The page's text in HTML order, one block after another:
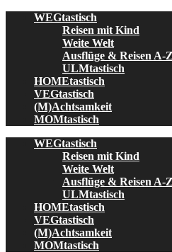
WEGtastisch
Reisen mit Kind
Weite Welt
Ausflüge & Reisen A-Z
ULMtastisch
HOMEtastisch
VEGtastisch
(M)Achtsamkeit
MOMtastisch
WEGtastisch
Reisen mit Kind
Weite Welt
Ausflüge & Reisen A-Z
ULMtastisch
HOMEtastisch
VEGtastisch
(M)Achtsamkeit
MOMtastisch